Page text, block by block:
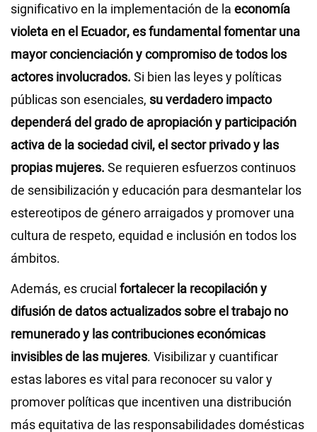
significativo en la implementación de la economía
violeta en el Ecuador, es fundamental fomentar una
mayor concienciación y compromiso de todos los
actores involucrados. Si bien las leyes y políticas
públicas son esenciales, su verdadero impacto
dependerá del grado de apropiación y participación
activa de la sociedad civil, el sector privado y las
propias mujeres. Se requieren esfuerzos continuos
de sensibilización y educación para desmantelar los
estereotipos de género arraigados y promover una
cultura de respeto, equidad e inclusión en todos los
ámbitos.
Además, es crucial fortalecer la recopilación y
difusión de datos actualizados sobre el trabajo no
remunerado y las contribuciones económicas
invisibles de las mujeres. Visibilizar y cuantificar
estas labores es vital para reconocer su valor y
promover políticas que incentiven una distribución
más equitativa de las responsabilidades domésticas